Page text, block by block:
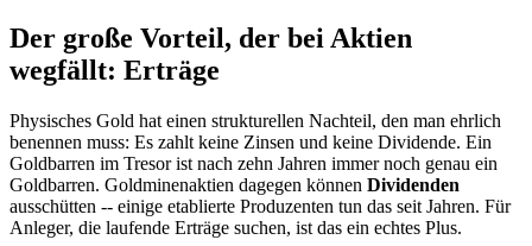
Der große Vorteil, der bei Aktien
wegfällt: Erträge
Physisches Gold hat einen strukturellen Nachteil, den man ehrlich
benennen muss: Es zahlt keine Zinsen und keine Dividende. Ein
Goldbarren im Tresor ist nach zehn Jahren immer noch genau ein
Goldbarren. Goldminenaktien dagegen können Dividenden
ausschütten -- einige etablierte Produzenten tun das seit Jahren. Für
Anleger, die laufende Erträge suchen, ist das ein echtes Plus.